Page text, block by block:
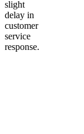
slight
delay in
customer
service
response.